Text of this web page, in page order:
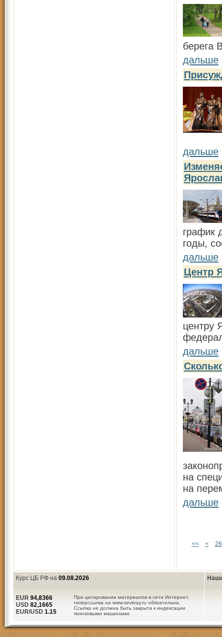
берега
дальше
дальше
график
годы,
дальше
Центр
центру
дальше
на
на
дальше
<< < 26
Курс ЦБ РФ на 09.08.2026
При цитировании материалов в сети Интернет,
гиперссылка на www.sevkray.ru обязательна.
Ссылка не должна быть закрыта к индексации
поисковыми машинами.
EUR 94,8366
USD 82,1665
EUR/USD 1.15